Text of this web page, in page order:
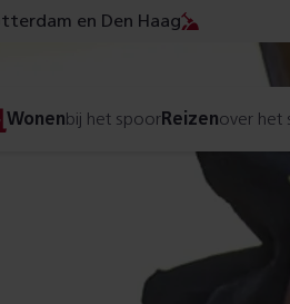
en Den Haag
Wonenbij het spoorReizenover het